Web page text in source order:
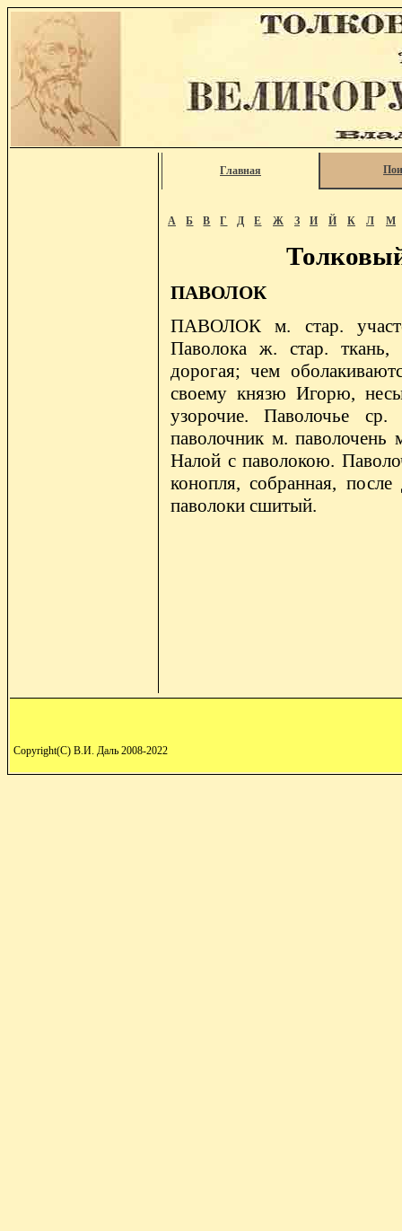
Главная
А Б В Г Д Е Ж З И Й К Л М
ПАВОЛОК
ПАВОЛОК м. стар.
Паволока ж. стар. ткань,
дорогая; чем
своему князю Игорю,
узорочие. Паволочье
паволочник м. паволочень
Налой с паволокою.
конопля, собранная,
паволоки сшитый.
Copyright(C) В.И. Даль 2008-2022